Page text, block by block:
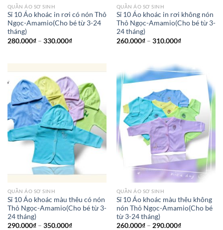
QUẦN ÁO SƠ SINH
Sỉ 10 Áo khoác in rơi có nón Thỏ
Ngọc-Amamio(Cho bé từ 3-24
tháng)
280.000₫– 330.000₫
QUẦN ÁO SƠ SINH
Sỉ 10 Áo khoác in rơi không nón
Thỏ Ngọc-Amamio(Cho bé từ 3-
24 tháng)
260.000₫– 310.000₫
QUẦN ÁO SƠ SINH
Sỉ 10 Áo khoác màu thêu có nón
Thỏ Ngọc-Amamio(Cho bé từ 3-
24 tháng)
290.000₫– 350.000₫
QUẦN ÁO SƠ SINH
Sỉ 10 Áo khoác màu thêu không
nón Thỏ Ngọc-Amamio(Cho bé
từ 3-24 tháng)
260.000₫– 290.000₫